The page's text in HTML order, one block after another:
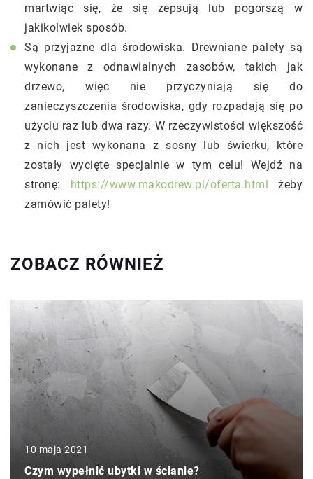
martwiąc się, że się zepsują lub pogorszą w
jakikolwiek sposób.
Są przyjazne dla środowiska. Drewniane palety są
wykonane z odnawialnych zasobów, takich jak
drzewo, więc nie przyczyniają się do
zanieczyszczenia środowiska, gdy rozpadają się po
użyciu raz lub dwa razy. W rzeczywistości większość
z nich jest wykonana z sosny lub świerku, które
zostały wycięte specjalnie w tym celu! Wejdź na
stronę: https://www.makodrew.pl/oferta.html żeby
zamówić palety!
ZOBACZ RÓWNIEŻ
10 maja 2021
Czym wypełnić ubytki w ścianie?